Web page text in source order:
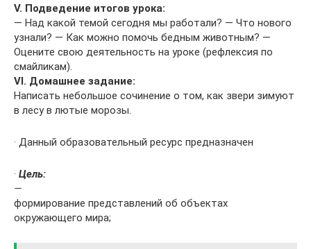
V. Подведение итогов урока:
— Над какой темой сегодня мы работали? — Что нового
узнали? — Как можно помочь бедным животным? —
Оцените свою деятельность на уроке (рефлексия по
смайликам).
VI. Домашнее задание:
Написать небольшое сочинение о том, как звери зимуют
в лесу в лютые морозы.
· Данный образовательный ресурс предназначен
· Цель:
—
формирование представлений об объектах
окружающего мира;